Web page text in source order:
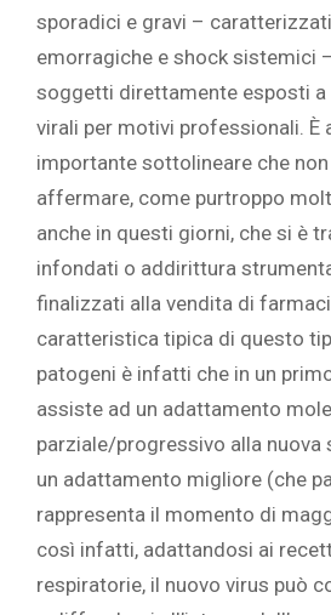
sporadici e gravi –
emorragiche e shock sistemici
soggetti direttamente esposti a
virali per motivi professionali. È
importante sottolineare che
affermare, come purtroppo
anche in questi giorni, che si è
infondati o addirittura
finalizzati alla vendita di
caratteristica tipica di questo
patogeni è infatti che in un
assiste ad un adattamento
parziale/progressivo alla nuova
un adattamento migliore (che
rappresenta il momento di
così infatti, adattandosi ai
respiratorie, il nuovo virus può